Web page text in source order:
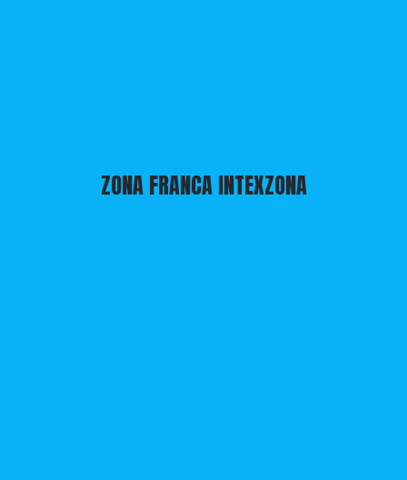
ZONA FRANCA INTEXZONA